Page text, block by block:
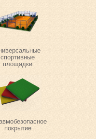
спортивные
площадки
покрытие